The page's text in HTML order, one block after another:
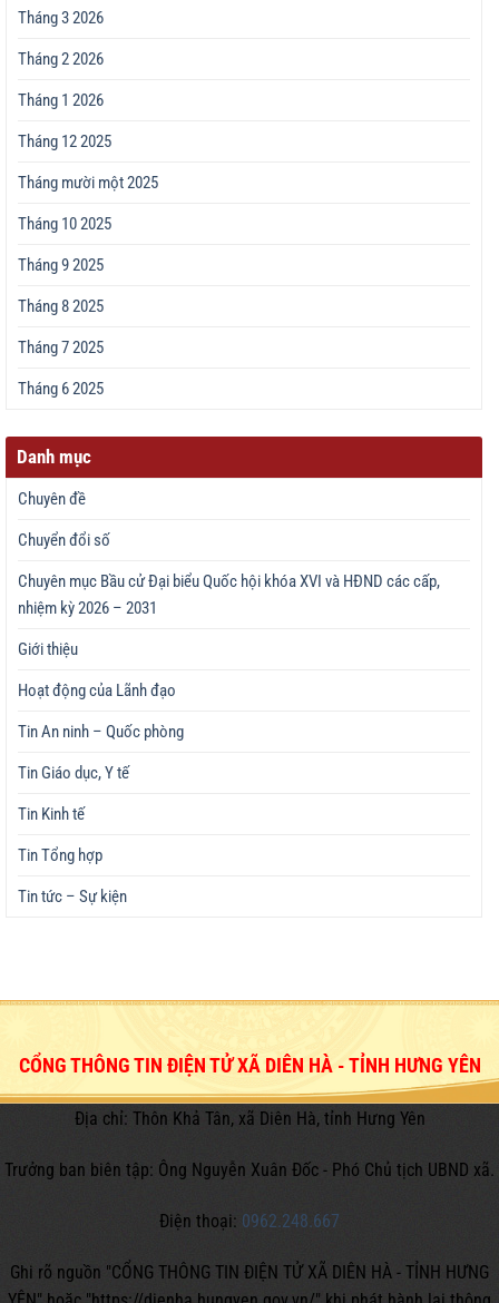
Tháng 3 2026
Tháng 2 2026
Tháng 1 2026
Tháng 12 2025
Tháng mười một 2025
Tháng 10 2025
Tháng 9 2025
Tháng 8 2025
Tháng 7 2025
Tháng 6 2025
Danh mục
Chuyên đề
Chuyển đổi số
Chuyên mục Bầu cử Đại biểu Quốc hội khóa XVI và HĐND các cấp,
nhiệm kỳ 2026 – 2031
Giới thiệu
Hoạt động của Lãnh đạo
Tin An ninh – Quốc phòng
Tin Giáo dục, Y tế
Tin Kinh tế
Tin Tổng hợp
Tin tức – Sự kiện
CỔNG THÔNG TIN ĐIỆN TỬ XÃ DIÊN HÀ - TỈNH HƯNG YÊN
Địa chỉ: Thôn Khả Tân, xã Diên Hà, tỉnh Hưng Yên
Trưởng ban biên tập: Ông Nguyễn Xuân Đốc - Phó Chủ tịch UBND xã.
Điện thoại: 0962.248.667
Ghi rõ nguồn "CỔNG THÔNG TIN ĐIỆN TỬ XÃ DIÊN HÀ - TỈNH HƯNG